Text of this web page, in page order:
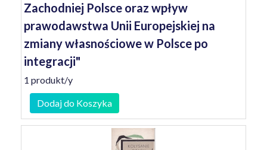
Zachodniej Polsce oraz wpływ
prawodawstwa Unii Europejskiej na
zmiany własnościowe w Polsce po
integracji"
1 produkt/y
Dodaj do Koszyka